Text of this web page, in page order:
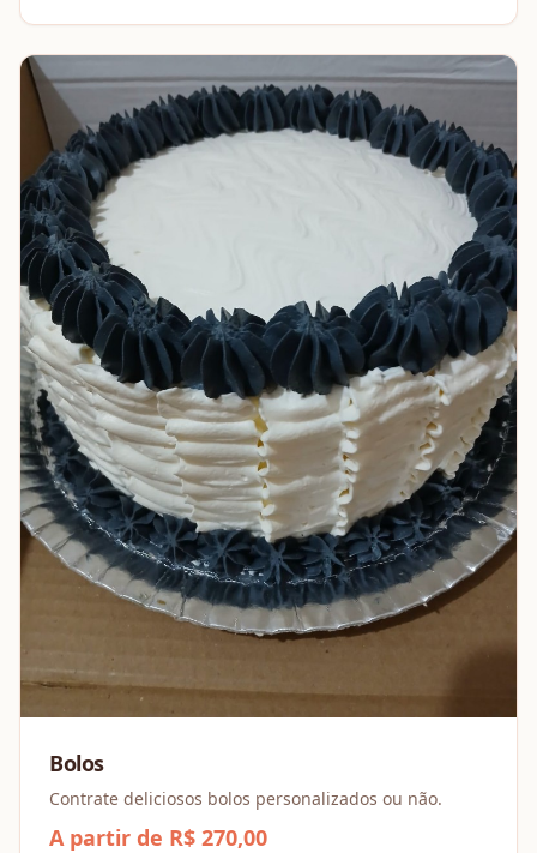
Bolos
Contrate deliciosos bolos personalizados ou não.
A partir de R$ 270,00